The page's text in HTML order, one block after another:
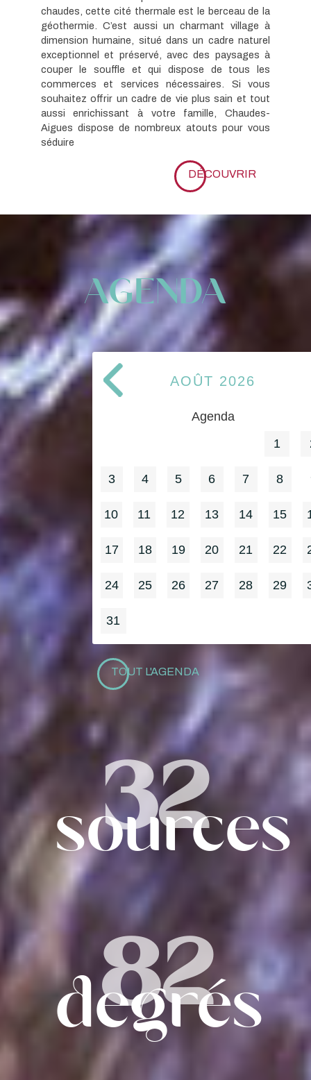
chaudes, cette cité thermale est le berceau de la
géothermie. C’est aussi un charmant village à
dimension humaine, situé dans un cadre naturel
exceptionnel et préservé, avec des paysages à
couper le souffle et qui dispose de tous les
commerces et services nécessaires. Si vous
souhaitez offrir un cadre de vie plus sain et tout
aussi enrichissant à votre famille, Chaudes-
Aigues dispose de nombreux atouts pour vous
séduire
DÉCOUVRIR
Agenda
AOÛT 2026
Agenda
1
3 4 5 6 7 8
10 11 12 13 14 15
17 18 19 20 21 22
24 25 26 27 28 29
31
TOUT L'AGENDA
32
sources
82
degrés